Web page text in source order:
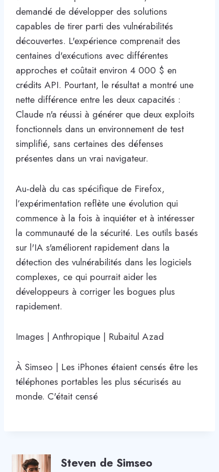
demandé de développer des solutions
capables de tirer parti des vulnérabilités
découvertes. L'expérience comprenait des
centaines d'exécutions avec différentes
approches et coûtait environ 4 000 $ en
crédits API. Pourtant, le résultat a montré une
nette différence entre les deux capacités :
Claude n'a réussi à générer que deux exploits
fonctionnels dans un environnement de test
simplifié, sans certaines des défenses
présentes dans un vrai navigateur.
Au-delà du cas spécifique de Firefox,
l’expérimentation reflète une évolution qui
commence à la fois à inquiéter et à intéresser
la communauté de la sécurité. Les outils basés
sur l'IA s'améliorent rapidement dans la
détection des vulnérabilités dans les logiciels
complexes, ce qui pourrait aider les
développeurs à corriger les bogues plus
rapidement.
Images | Anthropique | Rubaitul Azad
À Simseo | Les iPhones étaient censés être les
téléphones portables les plus sécurisés au
monde. C'était censé
Steven de Simseo